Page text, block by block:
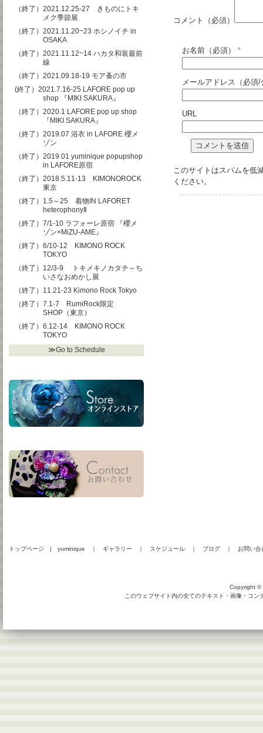
コメント（必須）
お名前（必須） *
メールアドレス（必須
URL
このサイトはスパムを低
ください。
（終了）2021.12.25-27 きものにトキ
メク季節展
（終了）2021.11.20~23 ホシノイチ in
OSAKA
（終了）2021.11.12~14 ハカタ和装最前
線
（終了）2021.09.18-19 モア蚤の市
(終了）2021.7.16-25 LAFORE pop up
shop 『MIKI SAKURA』
（終了）2020.1 LAFORE pop up shop
『MIKI SAKURA』
（終了）2019.07 浴衣 in LAFORE 櫻メ
ゾン
（終了）2019.01 yuminique popupshop
in LAFORE原宿
（終了）2018.5.11-13 KIMONOROCK
東京
（終了）1.5～25 着物IN LAFORET
heterophonyⅡ
（終了）7/1-10 ラフォーレ原宿 『櫻メ
ゾン×MiZU-AME』
（終了）6/10-12 KIMONO ROCK
TOKYO
（終了）12/3-9 トキメキノカタチ～ち
いさなおめかし展
（終了）11.21-23 Kimono Rock Tokyo
（終了）7.1-7 RumiRock限定
SHOP（東京）
（終了）6.12-14 KIMONO ROCK
TOKYO
≫Go to Schedule
トップページ | yuminique ｜ ギャラリー ｜ スケジュール ｜ ブログ ｜ お問い合
Copyright ©
このウェブサイト内の全てのテキスト・画像・コ